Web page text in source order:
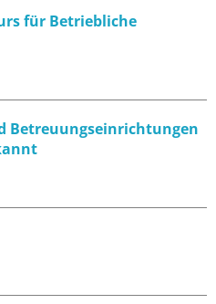
für Betriebliche
Betreuungseinrichtungen